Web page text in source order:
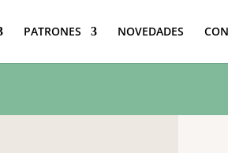
PATRONES NOVEDADES